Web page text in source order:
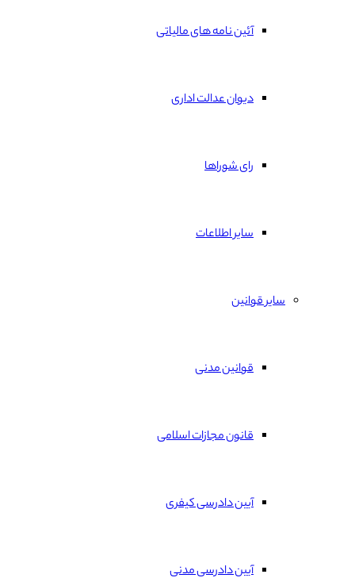
آئین نامه های مالیاتی
دیوان عدالت اداری
رای شوراها
سایر اطلاعات
سایر قوانین
قوانین مدنی
قانون مجازات اسلامی
آیین دادرسی کیفری
آیین دادرسی مدنی